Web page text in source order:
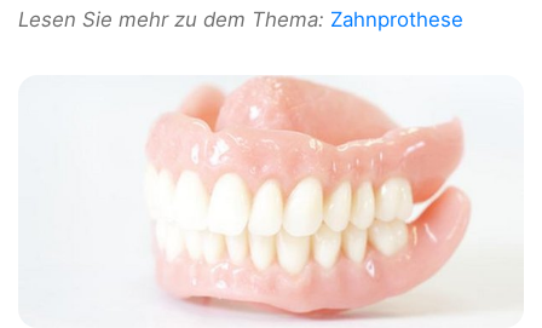
Lesen Sie mehr zu dem Thema: Zahnprothese